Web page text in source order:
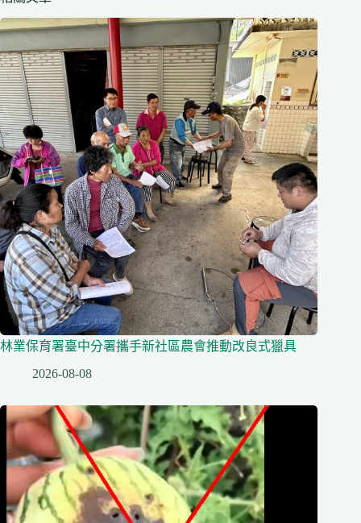
林業保育署臺中分署攜手新社區農會推動改良式獵具
2026-08-08